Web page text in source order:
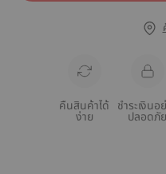
คืนสินค้าได้
ง่าย
ชำระเงินอ
ปลอดภัย